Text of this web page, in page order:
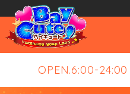
OPEN.6:00-24:00